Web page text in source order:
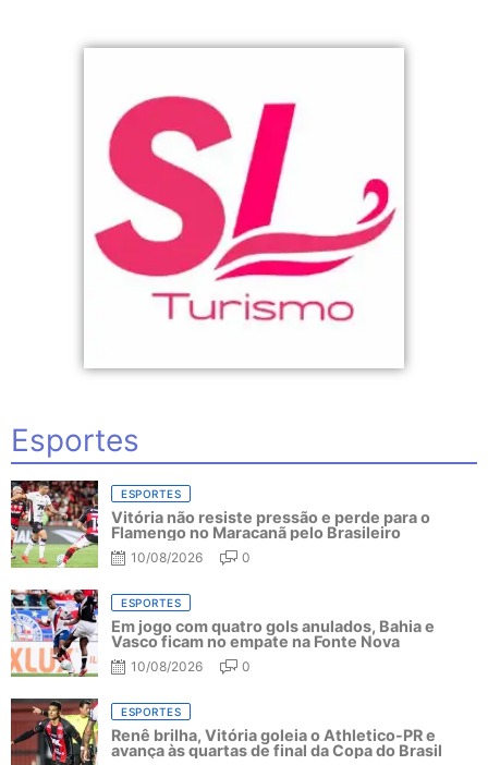
Esportes
ESPORTES
Vitória não resiste pressão e perde para o
Flamengo no Maracanã pelo Brasileiro
10/08/2026 0
ESPORTES
Em jogo com quatro gols anulados, Bahia e
Vasco ficam no empate na Fonte Nova
10/08/2026 0
ESPORTES
Renê brilha, Vitória goleia o Athletico-PR e
avança às quartas de final da Copa do Brasil